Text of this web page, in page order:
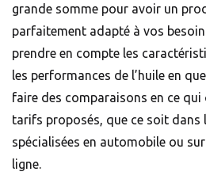
grande somme pour avoir un
parfaitement adapté à vos
prendre en compte les
les performances de l’huile en
faire des comparaisons en ce
tarifs proposés, que ce soit dans
spécialisées en automobile ou
ligne.